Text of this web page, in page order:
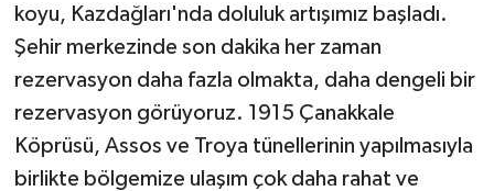
koyu, Kazdağları'nda doluluk artışımız başladı.
Şehir merkezinde son dakika her zaman
rezervasyon daha fazla olmakta, daha dengeli bir
rezervasyon görüyoruz. 1915 Çanakkale
Köprüsü, Assos ve Troya tünellerinin yapılmasıyla
birlikte bölgemize ulaşım çok daha rahat ve